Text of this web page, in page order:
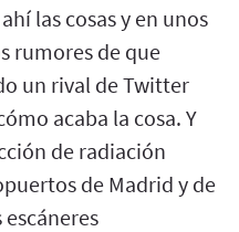
las cosas y en unos
rumores de que
un rival de Twitter
acaba la cosa. Y
de radiación
de Madrid y de